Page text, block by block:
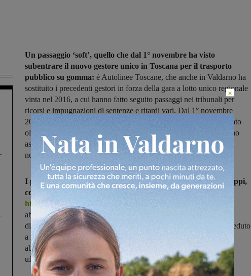
Un passaggio ‘soft’, quello che dal 1° novembre ha visto
subentrare il nuovo gestore unico in Toscana per il trasporto
pubblico su gomma: è Autolinee Toscane, che anche in Valdarno ha
sostituito i precedenti gestori in forza della gara a lotto unico regionale
vinta nel 2016, a cui hanno fatto seguito passaggi nei tribunali per
ricorsi e impugnazioni di sentenze e ritardi vari. Dal 1° novembre
2021, infine, il passaggio è effettivo: Autolinee Toscane ha ereditato
oltre 5mila dipendenti (inoltre un centinaio di autisti in più vengono
assunti in questi mesi) e circa 2.600 autobus (altri 62 sono stati
noleggiati per garantire il pieno servizio fin da subito).
I primi giorni del nuovo gestore sono passati senza grossi intoppi,
con l’unica eccezione relativa alla registrazione sul sito
https://www.at-bus.it/it/,necessaria per acquistare i nuovi
abbonamenti: nei primissimi giorni l’elevato accesso ha reso
difficoltose le procedure, un problema che ora l’azienda ha provveduto
a risolvere. Accanto ai metodi per l’acquisto online, biglietti e
abbonamenti possono essere ancora acquistati presso biglietterie
ufficiali o rivenditori, e sul sito sono indicati tutti i contatti.
×